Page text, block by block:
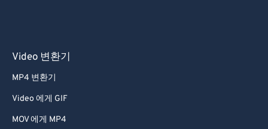
Video 변환기
MP4 변환기
Video 에게 GIF
MOV 에게 MP4